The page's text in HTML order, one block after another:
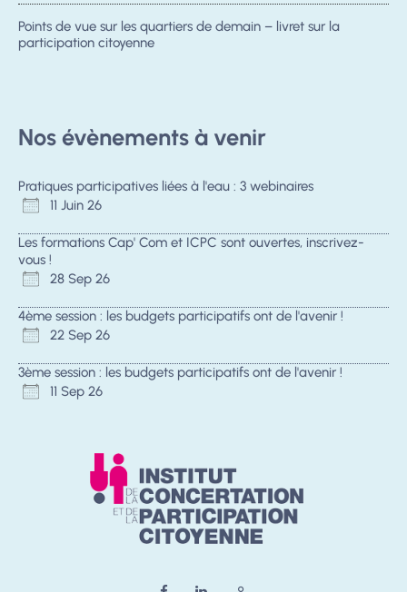
Points de vue sur les quartiers de demain – livret sur la
participation citoyenne
Nos évènements à venir
Pratiques participatives liées à l'eau : 3 webinaires
11 Juin 26
Les formations Cap' Com et ICPC sont ouvertes, inscrivez-
vous !
28 Sep 26
4ème session : les budgets participatifs ont de l'avenir !
22 Sep 26
3ème session : les budgets participatifs ont de l'avenir !
11 Sep 26